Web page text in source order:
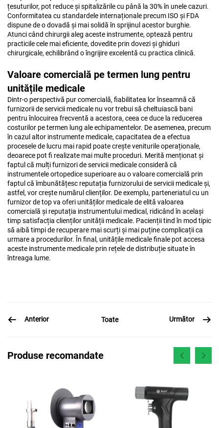
țesuturilor, pot reduce și spitalizările cu până la 30% în unele cazuri.
Conformitatea cu standardele internaționale precum ISO și FDA
dispune de o dovadă și mai solidă în sprijinul acestor burghie.
Atunci când chirurgii aleg aceste instrumente, optează pentru
practicile cele mai eficiente, dovedite prin dovezi și ghiduri
chirurgicale, echilibrând o îngrijire excelentă cu practica clinică.
Valoare comercială pe termen lung pentru
unitățile medicale
Dintr-o perspectivă pur comercială, fiabilitatea lor înseamnă că
furnizorii de servicii medicale nu vor trebui să cheltuiască bani
pentru înlocuirea frecventă a acestora, ceea ce duce la reducerea
costurilor pe termen lung ale echipamentelor. De asemenea, precum
în cazul altor instrumente medicale, capacitatea de a efectua
procesele de lucru mai rapid poate crește veniturile operaționale,
deoarece pot fi realizate mai multe proceduri. Merită menționat și
faptul că mulți furnizori de servicii medicale consideră că
instrumentele ortopedice superioare au o valoare comercială prin
faptul că îmbunătățesc reputația furnizorului de servicii medicale și,
astfel, vor crește numărul clienților. De exemplu, parteneriatul cu un
furnizor de top va oferi unităților medicale de elită valoarea
comercială și reputația instrumentului medical, ridicând în același
timp satisfacția clienților unității medicale. Pacienții tind în mod tipic
să aibă timpi de recuperare mai scurți și mai puține complicații ca
urmare a procedurilor. În final, unitățile medicale finale pot accesa
aceste instrumente medicale prin rețele de distribuție situate în
întreaga lume.
Anterior Toate Următor
Produse recomandate